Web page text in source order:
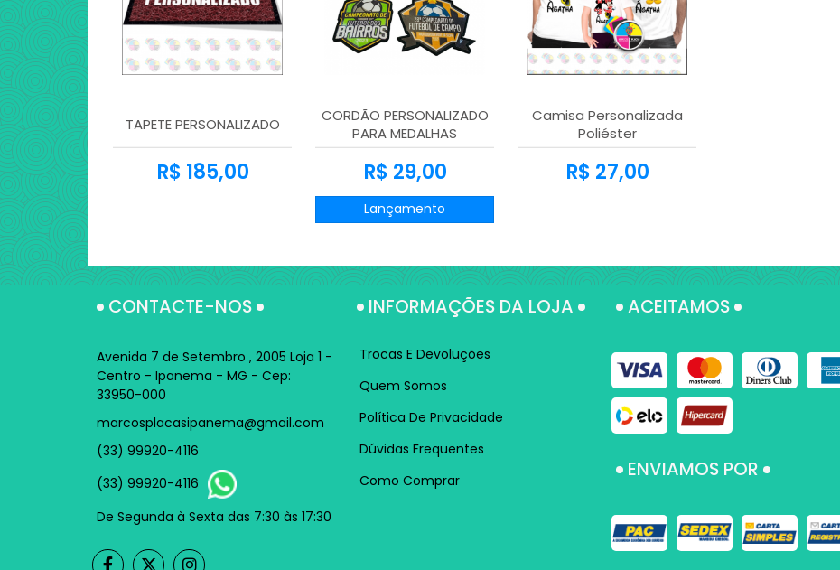
TAPETE PERSONALIZADO
R$ 185,00
CORDÃO PERSONALIZADO
PARA MEDALHAS
R$ 29,00
Lançamento
Camisa Personalizada
Poliéster
R$ 27,00
CONTACTE-NOS
Avenida 7 de Setembro , 2005 Loja 1 -
Centro - Ipanema - MG - Cep:
33950-000
marcosplacasipanema@gmail.com
(33) 99920-4116
(33) 99920-4116
De Segunda à Sexta das 7:30 às 17:30
INFORMAÇÕES DA LOJA
Trocas E Devoluções
Quem Somos
Política De Privacidade
Dúvidas Frequentes
Como Comprar
ACEITAMOS
ENVIAMOS POR